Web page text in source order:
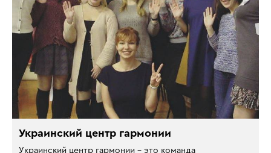
Украинский центр гармонии
Украинский центр гармонии – это команда